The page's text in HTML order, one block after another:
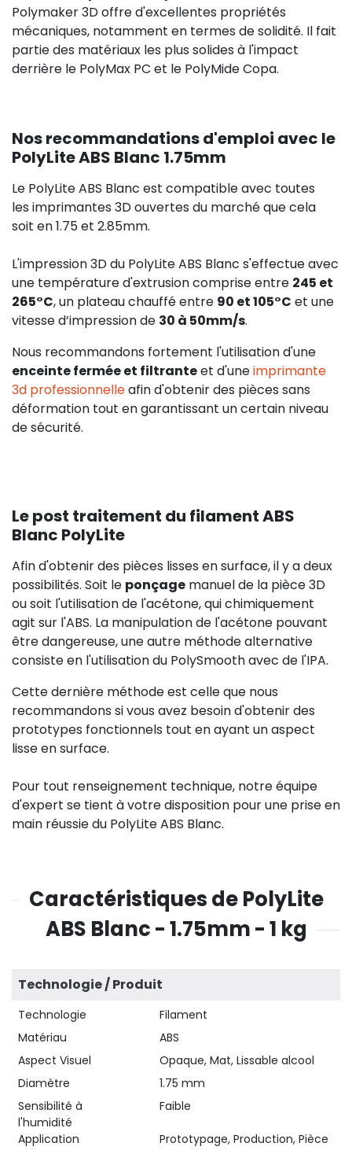
Polymaker 3D offre d'excellentes propriétés
mécaniques, notamment en termes de solidité. Il fait
partie des matériaux les plus solides à l'impact
derrière le PolyMax PC et le PolyMide Copa.
Nos recommandations d'emploi avec le
PolyLite ABS Blanc 1.75mm
Le PolyLite ABS Blanc est compatible avec toutes
les imprimantes 3D ouvertes du marché que cela
soit en 1.75 et 2.85mm.
L'impression 3D du PolyLite ABS Blanc s'effectue avec
une température d'extrusion comprise entre 245 et
265°C, un plateau chauffé entre 90 et 105°C et une
vitesse d’impression de 30 à 50mm/s.
Nous recommandons fortement l'utilisation d'une
enceinte fermée et filtranteet d'uneimprimante
3d professionnelleafin d'obtenir des pièces sans
déformation tout en garantissant un certain niveau
de sécurité.
Le post traitement du filament ABS
Blanc PolyLite
Afin d'obtenir des pièces lisses en surface, il y a deux
possibilités. Soit le ponçage manuel de la pièce 3D
ou soit l'utilisation de l'acétone, qui chimiquement
agit sur l'ABS. La manipulation de l'acétone pouvant
être dangereuse, une autre méthode alternative
consiste en l'utilisation du PolySmooth avec de l'IPA.
Cette dernière méthode est celle que nous
recommandons si vous avez besoin d'obtenir des
prototypes fonctionnels tout en ayant un aspect
lisse en surface.
Pour tout renseignement technique, notre équipe
d'expert se tient à votre disposition pour une prise en
main réussie du PolyLite ABS Blanc.
Caractéristiques de PolyLite
ABS Blanc - 1.75mm - 1 kg
Technologie / Produit
Technologie
Filament
Matériau
ABS
Aspect Visuel
Opaque, Mat, Lissable alcool
Diamètre
1.75 mm
Sensibilité à
l'humidité
Faible
Application
Prototypage, Production, Pièce